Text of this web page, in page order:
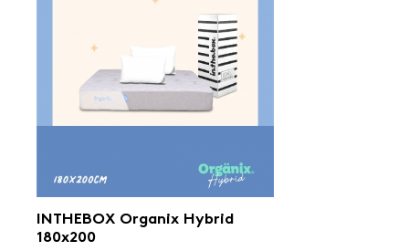
INTHEBOX Organix Hybrid
180x200